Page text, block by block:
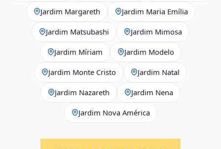
Jardim Margareth Jardim Maria Emília
Jardim Matsubashi Jardim Mimosa
Jardim Míriam Jardim Modelo
Jardim Monte Cristo Jardim Natal
Jardim Nazareth Jardim Nena
Jardim Nova América